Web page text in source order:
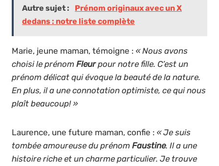
Autre sujet :
Prénom originaux avec un X
dedans : notre liste complète
Marie, jeune maman, témoigne : « Nous avons
choisi le prénom Fleurpour notre fille. C’est un
prénom délicat qui évoque la beauté de la nature.
En plus, il a une connotation optimiste, ce qui nous
plaît beaucoup! »
Laurence, une future maman, confie : « Je suis
tombée amoureuse du prénom Faustine. Il a une
histoire riche et un charme particulier. Je trouve